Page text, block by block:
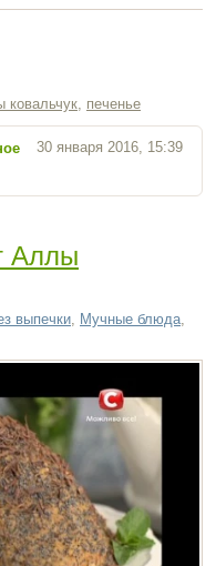
ковальчук, печенье
30 января 2016, 15:39
Аллы
выпечки, Мучные блюда,